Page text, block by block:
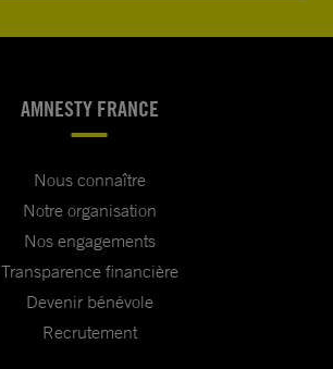
AMNESTY FRANCE
Nous connaître
Notre organisation
Nos engagements
Transparence financière
Devenir bénévole
Recrutement